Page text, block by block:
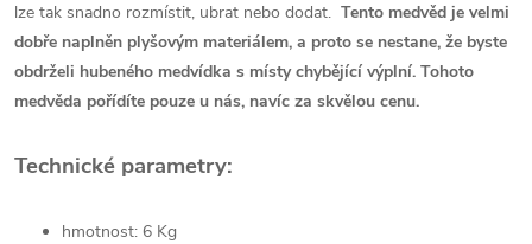
lze tak snadno rozmístit, ubrat nebo dodat. Tento medvěd je velmi
dobře naplněn plyšovým materiálem, a proto se nestane, že byste
obdrželi hubeného medvídka s místy chybějící výplní. Tohoto
medvěda pořídíte pouze u nás, navíc za skvělou cenu.
Technické parametry:
hmotnost: 6 Kg